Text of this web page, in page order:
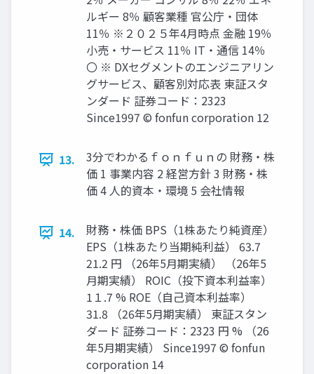
ルギー 8％ 顧客業種 官公庁・団体
11％ ※２０２５年4月時点 金融 19％
小売・サービス 11％ IT・通信 14％
〇 ※ DXセグメントのエンジニアリン
グサービス、顧客別対応表 東証スタ
ンダード 証券コード：2323
Since1997 © fonfun corporation 12
13.
3分でわかるｆｏｎｆｕｎの 財務・株
価 1 事業内容 2 経営方針 3 財務・株
価 4 人的資本・環境 5 会社情報
14.
財務・株価 BPS（1株あたり純資産）
EPS（1株あたり当期純利益） 63.7
21.2 円 （26年5月期実績） （26年5
月期実績） ROIC（投下資本利益率）
1１.7 % ROE（自己資本利益率）
31.8 （26年5月期実績） 東証スタン
ダード 証券コード：2323 円 % （26
年5月期実績） Since1997 © fonfun
corporation 14